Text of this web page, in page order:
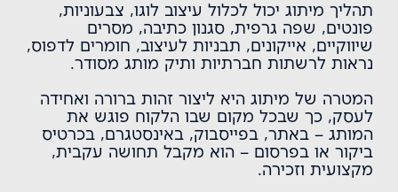
תהליך מיתוג יכול לכלול עיצוב לוגו, צבעוניות,
פונטים, שפה גרפית, סגנון כתיבה, מסרים
שיווקיים, אייקונים, תבניות לעיצוב, חומרים לדפוס,
נראות לרשתות חברתיות ותיק מותג מסודר.
המטרה של מיתוג היא ליצור זהות ברורה ואחידה
לעסק, כך שבכל מקום שבו הלקוח פוגש את
המותג – באתר, בפייסבוק, באינסטגרם, בכרטיס
ביקור או בפרסום – הוא מקבל תחושה עקבית,
מקצועית וזכירה.